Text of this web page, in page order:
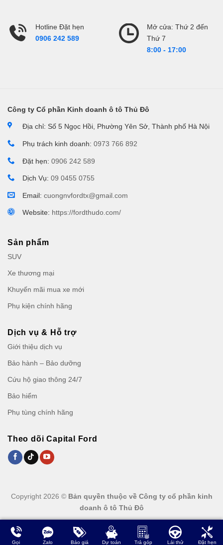
Hotline Đặt hẹn
0906 242 589
Mở cửa: Thứ 2 đến
Thứ 7
8:00 - 17:00
Công ty Cổ phần Kinh doanh ô tô Thủ Đô
Địa chỉ: Số 5 Ngọc Hồi, Phường Yên Sở, Thành phố Hà Nội
Phụ trách kinh doanh: 0973 766 892
Đặt hẹn: 0906 242 589
Dịch Vụ: 09 0455 0755
Email: cuongnvfordtx@gmail.com
Website: https://fordthudo.com/
Sản phẩm
SUV
Xe thương mại
Khuyến mãi mua xe mới
Phụ kiện chính hãng
Dịch vụ & Hỗ trợ
Giới thiệu dịch vụ
Bảo hành – Bảo dưỡng
Cứu hộ giao thông 24/7
Bảo hiểm
Phụ tùng chính hãng
Theo dõi Capital Ford
Copyright 2026 © Bản quyền thuộc về Công ty cổ phần kinh
doanh ô tô Thủ Đô
Gọi Zalo Báo giá Dự toán Trả góp Lái thử Đặt hẹn